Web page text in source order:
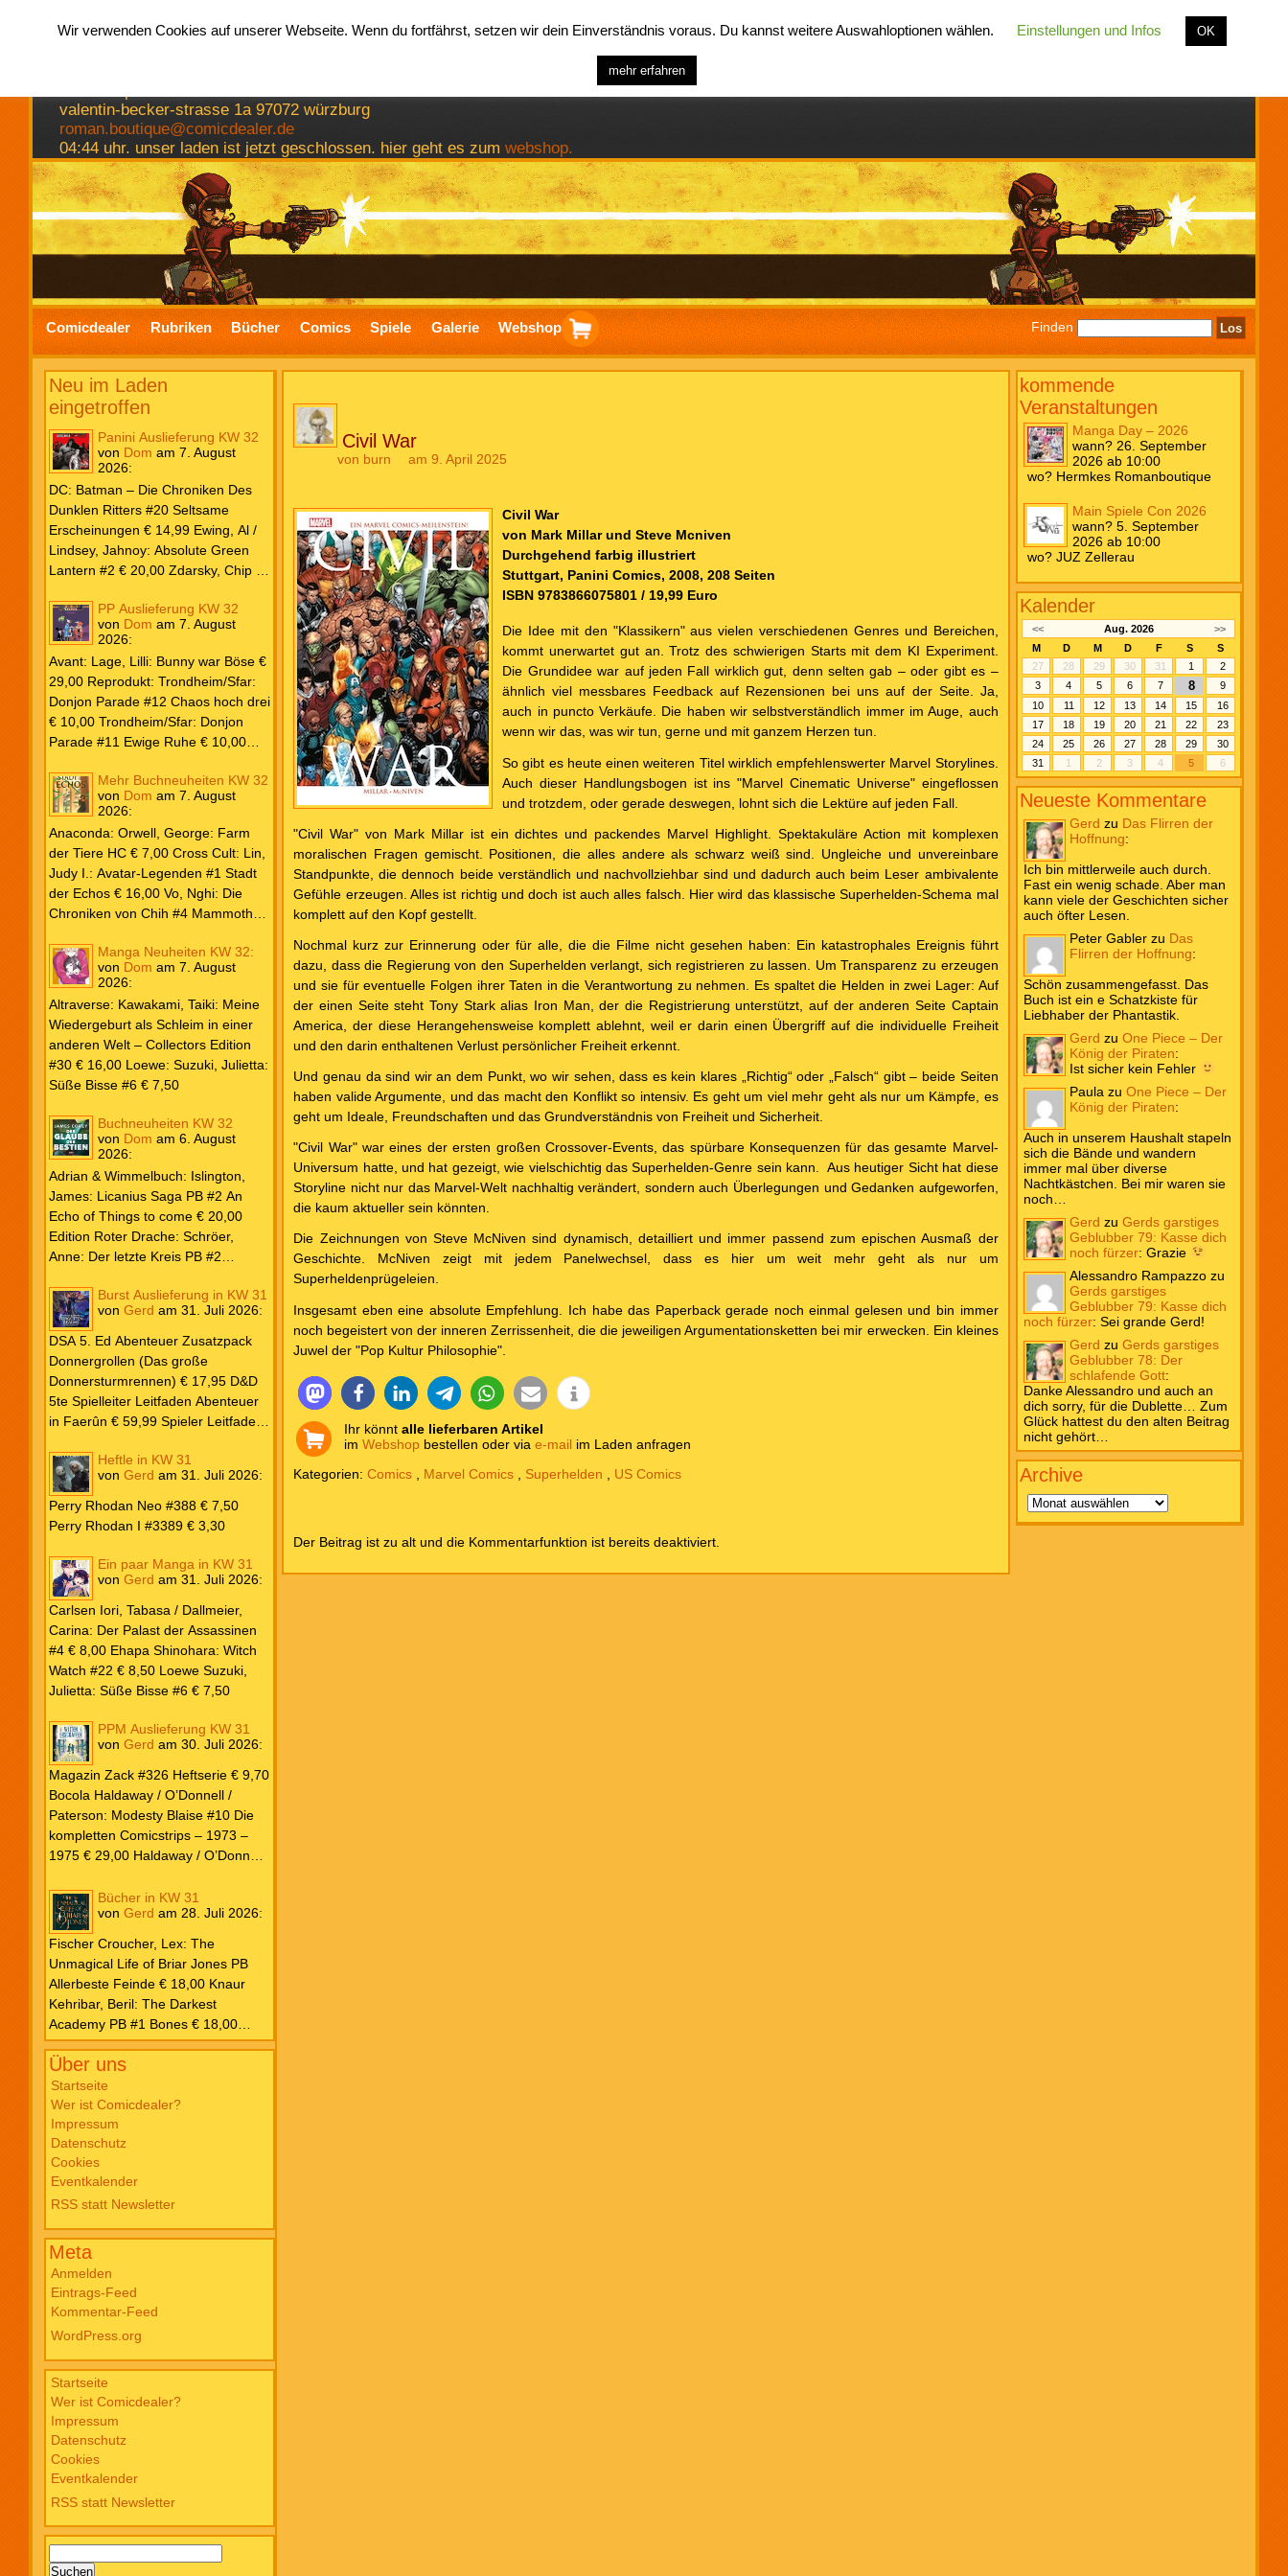
valentin-becker-strasse 1a 97072 würzburg
roman.boutique@comicdealer.de
04:44 uhr. unser laden ist jetzt geschlossen. hier geht es zum webshop.
Comicdealer Rubriken Bücher Comics Spiele Galerie Webshop Finden
Neu im Laden
eingetroffen
Panini Auslieferung KW 32
von Dom am 7. August
2026:
DC: Batman – Die Chroniken Des
Dunklen Ritters #20 Seltsame
Erscheinungen € 14,99 Ewing, Al /
Lindsey, Jahnoy: Absolute Green
Lantern #2 € 20,00 Zdarsky, Chip /
Paperback #4 € 35,00 Watters, Dan;
Soy, Dexter: Nightwing 2024 #7 €
Rafa: Absolute Superman #5 € 9,99
Marvel: Marvel Origins Collection
HC #74 Daredevil 7 € 14,99 Ewing,
Al / Gomez, Carlos: Venom (2025)
#3 € 20,00 Andrews, Kaare /
Guggenheim, Marc: Spider-Man &
Wolverine #3 € 9,99 North, Ryan /
Carratu, Vincenzo: Hulk macht alles
kaputt! € 16,00 Ewing, Al / Walker,
Kevin / Various: Marvel – Schwarz
Weiß & Blut #8 … und Gedärme €
26,00 Buscema, Sal / Dematteis, J.
M.: Spektakuläre Spider-Man – Die
#31 € 5,99 Spider-Man 2025 #9
Angriff der Aliens € 7,99
PP Auslieferung KW 32
von Dom am 7. August
2026:
Avant: Lage, Lilli: Bunny war Böse €
29,00 Reprodukt: Trondheim/Sfar:
Donjon Parade #12 Chaos hoch drei
€ 10,00 Trondheim/Sfar: Donjon
Parade #11 Ewige Ruhe € 10,00
Neuedition € 35,00 Zauberstern
Comics: Ben’s Bande #4 Aug 2026
Mehr Buchneuheiten KW 32
von Dom am 7. August
2026:
Anaconda: Orwell, George: Farm
der Tiere HC € 7,00 Cross Cult: Lin,
Judy I.: Avatar-Legenden #1 Stadt
der Echos € 16,00 Vo, Nghi: Die
Chroniken von Chih #4 Mammoths
Drache: Schröer, Anne: Der letzte
Kreis PB #2 Erwachen € 18,00
Dragonblood Academy HC #2 …to
kill a Monster € 25,00 Heyne: Bähr,
Emily: Tainted Vows – Gods of New
Olympia PB € 17,00 Kim, Sophie:
Fate’s Thread-Reihe PB #2 Der Gott
und der Geist € 17,00 Vonnegut,
Kurt: Katzenwiege PB € 17,00
Corey, James: The Captive’s War
HC #2 Der Glaube der Bestien €
24,00 Piper: Yang, Neon: Die letzte
Tochter der Drachen PB € 18,00
Manga Neuheiten KW 32:
von Dom am 7. August
2026:
Altraverse: Kawakami, Taiki: Meine
Wiedergeburt als Schleim in einer
anderen Welt – Collectors Edition
#30 € 16,00 Loewe: Suzuki, Julietta:
Süße Bisse #6 € 7,50
Buchneuheiten KW 32
von Dom am 6. August
2026:
Adrian & Wimmelbuch: Islington,
James: Licanius Saga PB #2 An
Echo of Things to come € 20,00
Edition Roter Drache: Schröer,
Anne: Der letzte Kreis PB #2
Frank: Der Pandora-Zyklus PB #1
Die Reise nach Pandora € 16,00
Corey, James: The Captive’s War
HC #2 Der Glaube der Bestien €
24,00 Loewe: Suzuki, Julietta: Süße
Bisse #6 € 7,50
Burst Auslieferung in KW 31
von Gerd am 31. Juli 2026:
DSA 5. Ed Abenteuer Zusatzpack
Donnergrollen (Das große
Donnersturmrennen) € 17,95 D&D
5te Spielleiter Leitfaden Abenteuer
in Faerûn € 59,99 Spieler Leitfaden
Heftle in KW 31
von Gerd am 31. Juli 2026:
Perry Rhodan Neo #388 € 7,50
Perry Rhodan I #3389 € 3,30
Ein paar Manga in KW 31
von Gerd am 31. Juli 2026:
Carlsen Iori, Tabasa / Dallmeier,
Carina: Der Palast der Assassinen
#4 € 8,00 Ehapa Shinohara: Witch
Watch #22 € 8,50 Loewe Suzuki,
Julietta: Süße Bisse #6 € 7,50
PPM Auslieferung KW 31
von Gerd am 30. Juli 2026:
Magazin Zack #326 Heftserie € 9,70
Bocola Haldaway / O’Donnell /
Paterson: Modesty Blaise #10 Die
kompletten Comicstrips – 1973 –
1975 € 29,00 Haldaway / O’Donnell
kompletten Comicstrips – 1972 –
1973 € 29,00 Knesebeck Hendrix,
John: Die Weltenerschaffer Die
fantastische Freundschaft von C.S.
Lewis & J.R.R. Tolkien € 30,00
Weissblech Luba Wolfsschwanz #22
€ 4,90 Horror Schocker #81 € 4,90
Bücher in KW 31
von Gerd am 28. Juli 2026:
Fischer Croucher, Lex: The
Unmagical Life of Briar Jones PB
Allerbeste Feinde € 18,00 Knaur
Kehribar, Beril: The Darkest
Academy PB #1 Bones € 18,00
Lübbe Odette, Tessonja: Fair Isle
Trilogie PB #3 To Spark a Fae War €
18,00 Bramble Hardcover Priest: Lie
Huo Jiao Chou HC #1 Drowning
Sorrows in Raging Fire € 25,00
Carlsen Davon, Isla: Blackened
Blade PB #3 Of Blackened Blood €
18,00
Über uns
Startseite
Wer ist Comicdealer?
Impressum
Datenschutz
Cookies
Eventkalender
RSS statt Newsletter
Meta
Anmelden
Eintrags-Feed
Kommentar-Feed
WordPress.org
Startseite
Wer ist Comicdealer?
Impressum
Datenschutz
Cookies
Eventkalender
RSS statt Newsletter
nach:
Civil War
von burn am 9. April 2025
Civil War
von Mark Millar und Steve Mcniven
Durchgehend farbig illustriert
Stuttgart, Panini Comics, 2008, 208 Seiten
ISBN 9783866075801 / 19,99 Euro
Die Idee mit den "Klassikern" aus vielen verschiedenen Genres und Bereichen,
kommt unerwartet gut an. Trotz des schwierigen Starts mit dem KI Experiment.
Die Grundidee war auf jeden Fall wirklich gut, denn selten gab – oder gibt es –
ähnlich viel messbares Feedback auf Rezensionen bei uns auf der Seite. Ja,
auch in puncto Verkäufe. Die haben wir selbstverständlich immer im Auge, auch
wenn wir das, was wir tun, gerne und mit ganzem Herzen tun.
So gibt es heute einen weiteren Titel wirklich empfehlenswerter Marvel Storylines.
Auch dieser Handlungsbogen ist ins "Marvel Cinematic Universe" eingeflossen
und trotzdem, oder gerade deswegen, lohnt sich die Lektüre auf jeden Fall.
"Civil War" von Mark Millar ist ein dichtes und packendes Marvel Highlight. Spektakuläre Action mit komplexen
moralischen Fragen gemischt. Positionen, die alles andere als schwarz weiß sind. Ungleiche und unvereinbare
Standpunkte, die dennoch beide verständlich und nachvollziehbar sind und dadurch auch beim Leser ambivalente
Gefühle erzeugen. Alles ist richtig und doch ist auch alles falsch. Hier wird das klassische Superhelden-Schema mal
komplett auf den Kopf gestellt.
Nochmal kurz zur Erinnerung oder für alle, die die Filme nicht gesehen haben: Ein katastrophales Ereignis führt
dazu, dass die Regierung von den Superhelden verlangt, sich registrieren zu lassen. Um Transparenz zu erzeugen
und sie für eventuelle Folgen ihrer Taten in die Verantwortung zu nehmen. Es spaltet die Helden in zwei Lager: Auf
der einen Seite steht Tony Stark alias Iron Man, der die Registrierung unterstützt, auf der anderen Seite Captain
America, der diese Herangehensweise komplett ablehnt, weil er darin einen Übergriff auf die individuelle Freiheit
und den darin enthaltenen Verlust persönlicher Freiheit erkennt.
Und genau da sind wir an dem Punkt, wo wir sehen, dass es kein klares „Richtig“ oder „Falsch“ gibt – beide Seiten
haben valide Argumente, und das macht den Konflikt so intensiv. Es geht um viel mehr geht als nur um Kämpfe, es
geht um Ideale, Freundschaften und das Grundverständnis von Freiheit und Sicherheit.
"Civil War" war eines der ersten großen Crossover-Events, das spürbare Konsequenzen für das gesamte Marvel-
Universum hatte, und hat gezeigt, wie vielschichtig das Superhelden-Genre sein kann. Aus heutiger Sicht hat diese
Storyline nicht nur das Marvel-Welt nachhaltig verändert, sondern auch Überlegungen und Gedanken aufgeworfen,
die kaum aktueller sein könnten.
Die Zeichnungen von Steve McNiven sind dynamisch, detailliert und immer passend zum epischen Ausmaß der
Geschichte. McNiven zeigt mit jedem Panelwechsel, dass es hier um weit mehr geht als nur um
Superheldenprügeleien.
Insgesamt eben eine absolute Empfehlung. Ich habe das Paperback gerade noch einmal gelesen und bin immer
noch begeistert von der inneren Zerrissenheit, die die jeweiligen Argumentationsketten bei mir erwecken. Ein kleines
Juwel der "Pop Kultur Philosophie".
Ihr könntalle lieferbaren Artikel
imWebshop bestellen oder viae-mail im Laden anfragen
Kategorien:Comics Marvel Comics Superhelden US Comics
Der Beitrag ist zu alt und die Kommentarfunktion ist bereits deaktiviert.
kommende
Veranstaltungen
Manga Day – 2026
wann? 26. September
2026 ab 10:00
wo? Hermkes Romanboutique
Main Spiele Con 2026
wann? 5. September
2026 ab 10:00
wo? JUZ Zellerau
Kalender
<< Aug. 2026
>>
M
D M D F S
S
27
28 29 30 31 1
2
3
4 5 6 7 8
9
10
11 12 13 14 15
16
17
18 19 20 21 22
23
24
25 26 27 28 29
30
31
1 2 3 4 5 6
Neueste Kommentare
Gerd zu Das Flirren der
Hoffnung:
Ich bin mittlerweile auch durch.
Fast ein wenig schade. Aber man
kann viele der Geschichten sicher
auch öfter Lesen.
Peter Gabler zu Das
Flirren der Hoffnung:
Schön zusammengefasst. Das
Buch ist ein e Schatzkiste für
Liebhaber der Phantastik.
Gerd zuOne Piece – Der
König der Piraten:
Ist sicher kein Fehler
Paula zuOne Piece – Der
König der Piraten:
Auch in unserem Haushalt stapeln
sich die Bände und wandern
immer mal über diverse
Nachtkästchen. Bei mir waren sie
noch…
Gerd zuGerds garstiges
Geblubber 79: Kasse dich
noch fürzer:Grazie
Alessandro Rampazzo zu
Gerds garstiges
Geblubber 79: Kasse dich
noch fürzer:Sei grande Gerd!
Gerd zuGerds garstiges
Geblubber 78: Der
schlafende Gott:
Danke Alessandro und auch an
dich sorry, für die Dublette… Zum
Glück hattest du den alten Beitrag
nicht gehört…
Archive
Wir verwenden Cookies auf unserer Webseite. Wenn du fortfährst, setzen wir dein Einverständnis voraus. Du kannst weitere Auswahloptionen wählen. Einstellungen und Infos OK
mehr erfahren